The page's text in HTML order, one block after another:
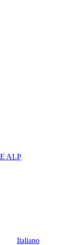
ALP
Italiano